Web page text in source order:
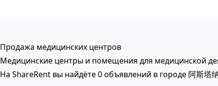
Продажа медицинских центров
Медицинские центры и помещения для медицинской
На ShareRent вы найдёте 0 объявлений в городе 阿斯